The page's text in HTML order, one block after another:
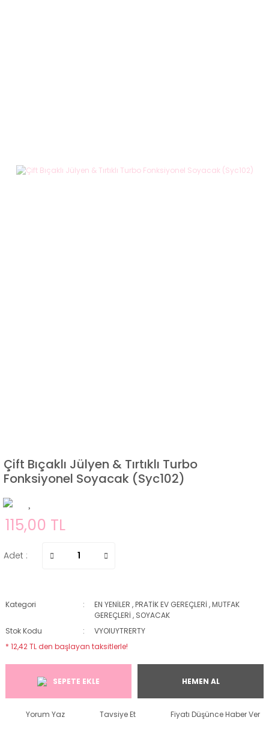
Çift Bıçaklı Jülyen & Tırtıklı Turbo
Fonksiyonel Soyacak (Syc102)
115,00 TL
Adet :
Kategori EN YENİLER ,PRATİK EV GEREÇLERİ ,MUTFAK
GEREÇLERİ , SOYACAK
Stok Kodu
VYOIUYTRERTY
* 12,42 TL den başlayan taksitlerle!
SEPETE EKLE HEMEN AL
Yorum Yaz Tavsiye Et Fiyatı Düşünce Haber Ver